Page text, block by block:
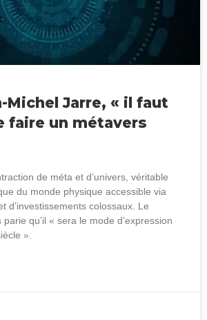
Michel Jarre, « il faut
faire un métavers
de méta et d’univers, véritable
du monde physique accessible via
d’investissements colossaux. Le
qu’il « sera le mode d’expression
».